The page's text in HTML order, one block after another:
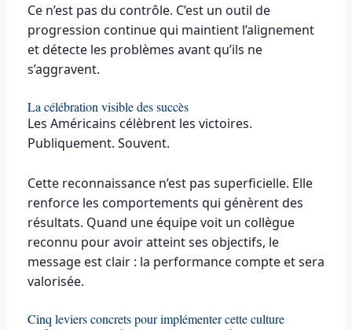
Ce n’est pas du contrôle. C’est un outil de
progression continue qui maintient l’alignement
et détecte les problèmes avant qu’ils ne
s’aggravent.
La célébration visible des succès
Les Américains célèbrent les victoires.
Publiquement. Souvent.
Cette reconnaissance n’est pas superficielle. Elle
renforce les comportements qui génèrent des
résultats. Quand une équipe voit un collègue
reconnu pour avoir atteint ses objectifs, le
message est clair : la performance compte et sera
valorisée.
Cinq leviers concrets pour implémenter cette culture